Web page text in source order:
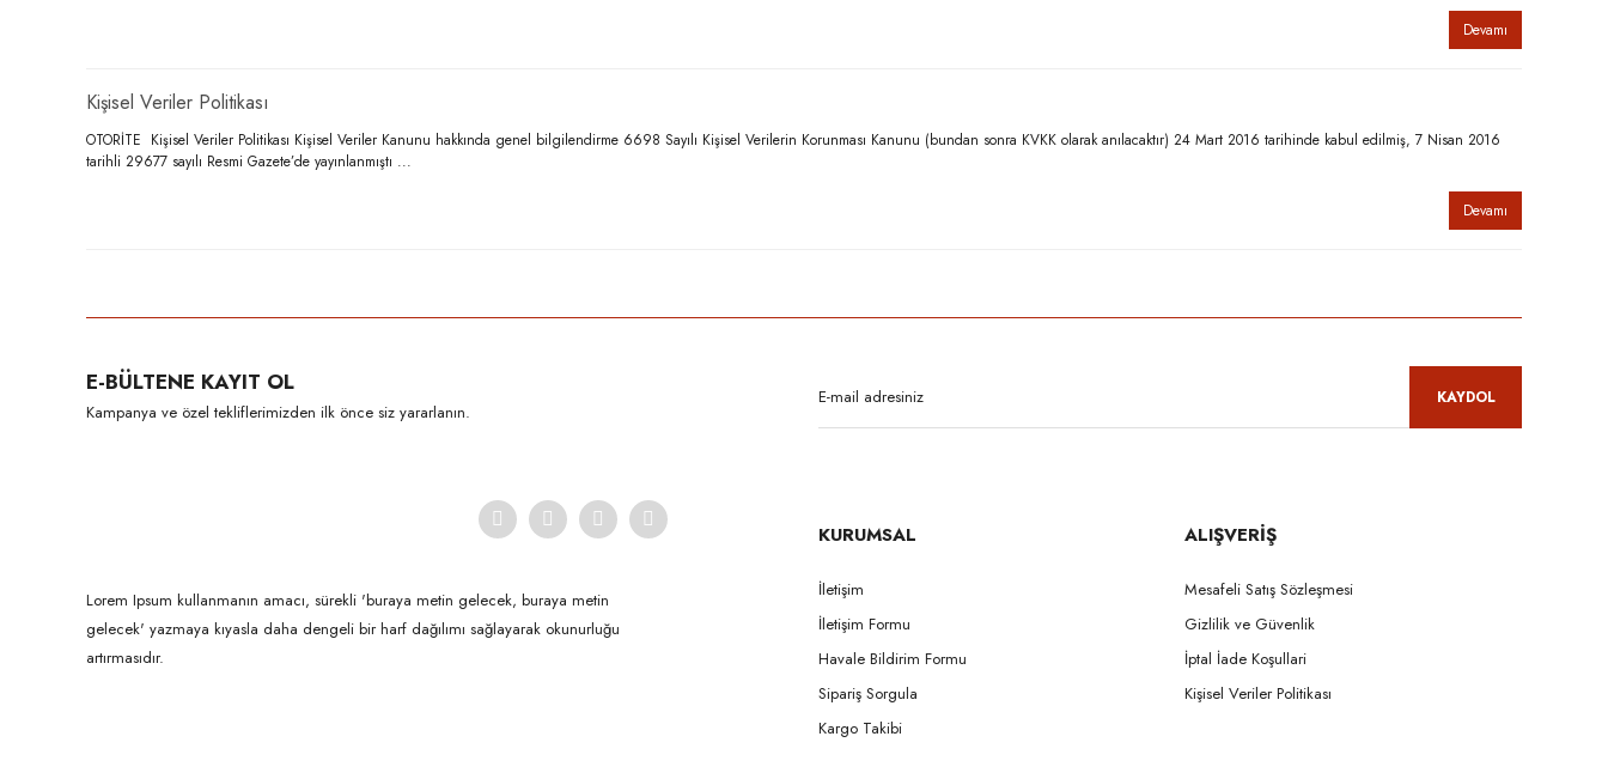
Devamı
Kişisel Veriler Politikası
OTORİTE Kişisel Veriler Politikası Kişisel Veriler Kanunu hakkında genel bilgilendirme 6698 Sayılı Kişisel Verilerin Korunması Kanunu (bundan sonra KVKK olarak anılacaktır) 24 Mart 2016 tarihinde kabul edilmiş, 7 Nisan 2016
tarihli 29677 sayılı Resmi Gazete’de yayınlanmıştı ...
Devamı
E-BÜLTENE KAYIT OL
Kampanya ve özel tekliflerimizden ilk önce siz yararlanın.
KAYDOL
Lorem Ipsum kullanmanın amacı, sürekli 'buraya metin gelecek, buraya metin
gelecek' yazmaya kıyasla daha dengeli bir harf dağılımı sağlayarak okunurluğu
artırmasıdır.
KURUMSAL
İletişim
İletişim Formu
Havale Bildirim Formu
Sipariş Sorgula
Kargo Takibi
ALIŞVERİŞ
Mesafeli Satış Sözleşmesi
Gizlilik ve Güvenlik
İptal İade Koşullari
Kişisel Veriler Politikası